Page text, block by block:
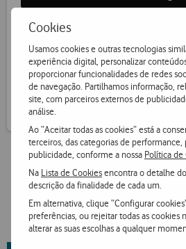
Cookies
Usamos cookies e outras tecnologias
experiência digital, personalizar
proporcionar funcionalidades de redes
de navegação. Partilhamos informação,
site, com parceiros externos de
análise.
Ao “Aceitar todas as cookies” está a
terceiros, das categorias de performance,
publicidade, conforme a nossa Política de
Na Lista de Cookiesencontra o detalhe
descrição da finalidade de cada um.
Em alternativa, clique “Configurar
preferências, ou rejeitar todas as cookies
alterar as suas escolhas a qualquer
Receba informação de pontos por SMS